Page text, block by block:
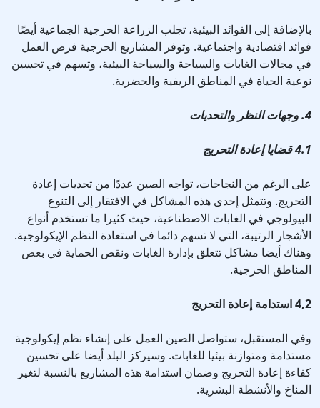
بالإضافة إلى الفوائد البيئية، تجلب الزراعة الحرجية الجماعية أيضًا
فوائد اقتصادية واجتماعية. وتوفر المشاريع الحرجية فرص العمل
في مجالات الغابات والسياحة والسياحة البيئية، وتسهم في تحسين
نوعية الحياة في المناطق الريفية والحضرية.
4. وجهات النظر والتحديات
4.1 قضايا إعادة التحريج
على الرغم من النجاحات، تواجه الصين عددًا من تحديات إعادة
التحريج. وتتمثل إحدى هذه المشاكل في الافتقار إلى التنوع
البيولوجي في الغابات الاصطناعية، حيث كثيرا ما تستخدم أنواع
الأشجار الرتيبة، التي لا تسهم دائما في استعادة النظم الإيكولوجية.
وهناك أيضا مشاكل تتعلق بإدارة الغابات ونقص الحماية في بعض
المناطق الحرجية.
4,2 استدامة إعادة التحريج
وفي المستقبل، ستواصل الصين العمل على إنشاء نظم إيكولوجية
مستدامة ومتوازنة بيئيا للغابات. وسيركز البلد أيضا على تحسين
كفاءة إعادة التحريج وضمان استدامة هذه المشاريع بالنسبة لتغير
المناخ والأنشطة البشرية.